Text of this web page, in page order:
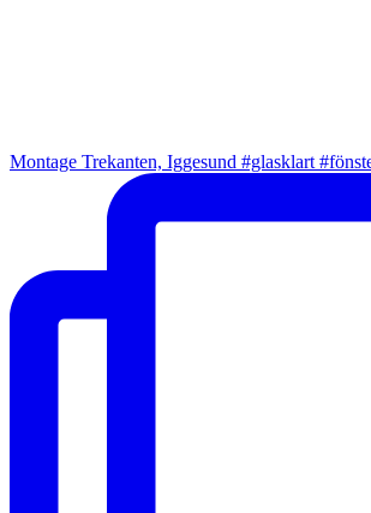
Montage Trekanten, Iggesund #glasklart